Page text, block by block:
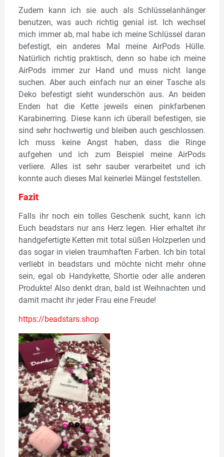
Zudem kann ich sie auch als Schlüsselanhänger
benutzen, was auch richtig genial ist. Ich wechsel
mich immer ab, mal habe ich meine Schlüssel daran
befestigt, ein anderes Mal meine AirPods Hülle.
Natürlich richtig praktisch, denn so habe ich meine
AirPods immer zur Hand und muss nicht lange
suchen. Aber auch einfach nur an einer Tasche als
Deko befestigt sieht wunderschön aus. An beiden
Enden hat die Kette jeweils einen pinkfarbenen
Karabinerring. Diese kann ich überall befestigen, sie
sind sehr hochwertig und bleiben auch geschlossen.
Ich muss keine Angst haben, dass die Ringe
aufgehen und ich zum Beispiel meine AirPods
verliere. Alles ist sehr sauber verarbeitet und ich
konnte auch dieses Mal keinerlei Mängel feststellen.
Fazit
Falls ihr noch ein tolles Geschenk sucht, kann ich
Euch beadstars nur ans Herz legen. Hier erhaltet ihr
handgefertigte Ketten mit total süßen Holzperlen und
das sogar in vielen traumhaften Farben. Ich bin total
verliebt in beadstars und möchte nicht mehr ohne
sein, egal ob Handykette, Shortie oder alle anderen
Produkte! Also denkt dran, bald ist Weihnachten und
damit macht ihr jeder Frau eine Freude!
https://beadstars.shop